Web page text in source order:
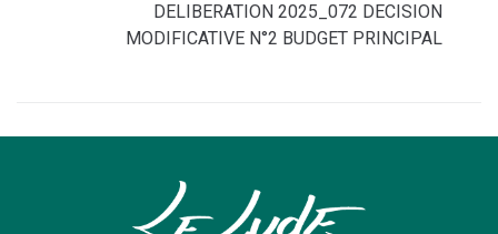
DELIBERATION 2025_072 DECISION
MODIFICATIVE N°2 BUDGET PRINCIPAL